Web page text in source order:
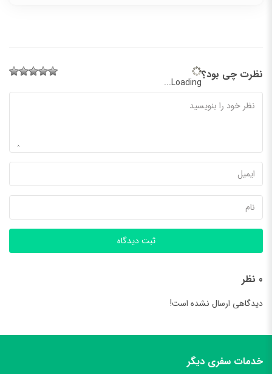
نظرت چی بود؟
Loading...
ثبت دیدگاه
0 نظر
دیدگاهی ارسال نشده است!
خدمات سفری دیگر